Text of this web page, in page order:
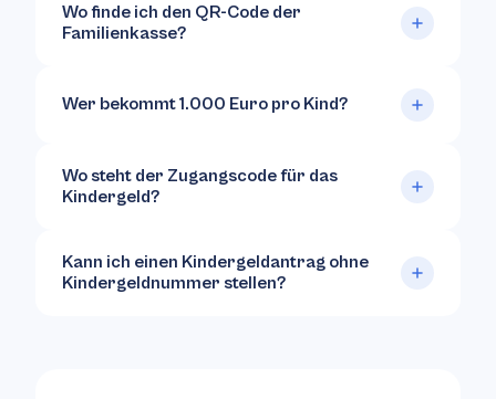
Wo finde ich den QR-Code der
Familienkasse?
Wer bekommt 1.000 Euro pro Kind?
Wo steht der Zugangscode für das
Kindergeld?
Kann ich einen Kindergeldantrag ohne
Kindergeldnummer stellen?